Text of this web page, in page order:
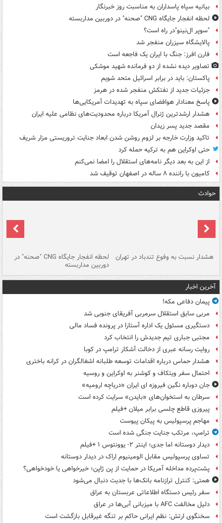
بیانیه سپاه پاسداران به مناسبت روز خبرنگار
لحظه انفجار جایگاه CNG "صحنه" در دوربین مداربسته
"سوپر ال‌نینو"در راه است؟
پالایشگاه سیزران منفجر شد
فارن افرز: جنگ با ایران یک فاجعه است
تصاویر دیده‌ نشده از دو فرمانده شهید موشکی
پاکستان: باید در برابر اسرائیل متحد شویم
جزئیات جدید از نفتکش منفجر شده در هرمز
پاسخ معنادار هوافضای سپاه به تهدیدات آمریکایی‌ها
هشدار ارشدترین ژنرال آمریکا درباره محدودیت‌های نظامی علیه ایران
مقصد جدید پسر زیدان
تاکید وزارت خارجه بر لزوم روشن شدن ابعاد جنایت تروریستی مزار شریف
حتی اوکراین هم به ترکیه حمله کرد
از این به بعد دیگر نامه‌های استقلال را امضا نمی‌کنم
کامیون با راننده ۸ ساله در اصفهان توقیف شد
حوادث
هشدار نسبت به وفوع تندباد در تهران لحظه انفجار جایگاه CNG "صحنه" در
دوربین مداربسته
آخرین اخبار
پیمان دفاعی مکه!
مربی سابق استقلال سرمربی آفریقای جنوبی شد
دستگیری مسئول یک اداره آستارا در پرونده فساد مالی
مجتبی جباری تیم جدیدش را انتخاب کرد
روایت رسانه عبری از دخالت آشکار ترامپ در کوبا
هشدار حماس درباره اقدامات توسعه طلبانه اشغالگران در کرانه باختری
احتمال سفر ویتکاف و کوشنر به اوکراین و روسیه
جان دوباره نگین فیروزه ای ایران «دریاچه ارومیه»
سرطان به استخوان‌های «بایدن» سرایت کرده است
پیروزی قاطع چلسی برابر میلان +فیلم
مهاجم پرسپولیس به پیکان پیوست
ترامپ، مرتکب جنایت جنگی شده است
دیدار دوستانه اما جدی؛ اینتر ۲- یوونتوس ۱ +فیلم
تساوی پرسپولیس مقابل الومینیوم اراک در دیدار دوستانه
پشت‌پرده مداخله آمریکا در حمایت از یِن ژاپن؛ خیرخواهی یا خودخواهی؟
همتی: کنترل ترازنامه بانک‌ها با جدیت دنبال می‌شود
سفر رئیس دستگاه اطلاعاتی عربستان به عراق
دلیل مخالفت AFC با میزبانی آبی‌ها در عراق
سخنگوی ارتش: نظم ایرانی حاکم بر تنگه غیرقابل بازگشت است